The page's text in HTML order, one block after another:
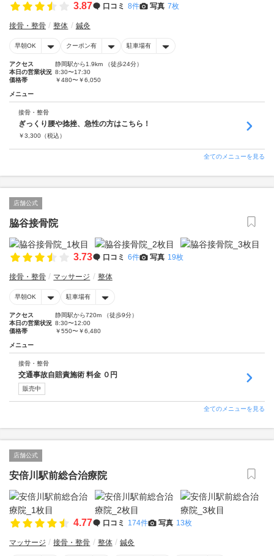
3.87 口コミ 8件 写真 7枚
接骨・整骨 整体 鍼灸
早朝OK クーポン有 駐車場有
アクセス
静岡駅から1.9km （徒歩24分）
本日の営業状況 8:30〜17:30
価格帯
￥480〜￥6,050
メニュー
接骨・整骨
ぎっくり腰や捻挫、急性の方はこちら！
￥3,300 （税込）
全てのメニューを見る
店舗公式
脇谷接骨院
3.73 口コミ 6件 写真 19枚
接骨・整骨 マッサージ 整体
早朝OK 駐車場有
アクセス
静岡駅から720m （徒歩9分）
本日の営業状況 8:30〜12:00
価格帯
￥550〜￥6,480
メニュー
接骨・整骨
交通事故自賠責施術 料金 ０円
販売中
全てのメニューを見る
店舗公式
安倍川駅前総合治療院
4.77 口コミ 174件 写真 13枚
マッサージ 接骨・整骨 整体 鍼灸